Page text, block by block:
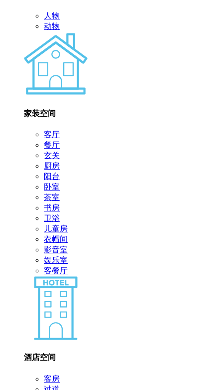
人物
动物
家装空间
客厅
餐厅
玄关
厨房
阳台
卧室
茶室
书房
卫浴
儿童房
衣帽间
影音室
娱乐室
客餐厅
酒店空间
客房